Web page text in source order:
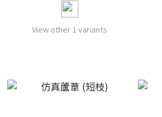
View other 1 variants